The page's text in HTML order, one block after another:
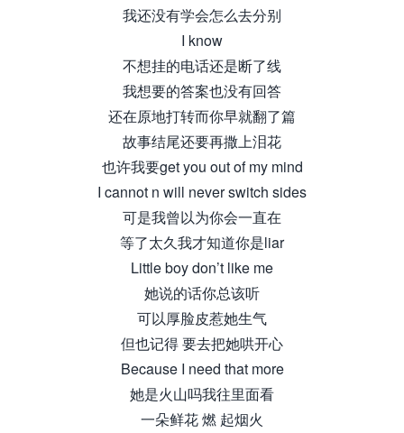
我还没有学会怎么去分别
I know
不想挂的电话还是断了线
我想要的答案也没有回答
还在原地打转而你早就翻了篇
故事结尾还要再撒上泪花
也许我要get you out of my mind
I cannot n will never switch sides
可是我曾以为你会一直在
等了太久我才知道你是liar
Little boy don’t like me
她说的话你总该听
可以厚脸皮惹她生气
但也记得 要去把她哄开心
Because I need that more
她是火山吗我往里面看
一朵鲜花 燃 起烟火